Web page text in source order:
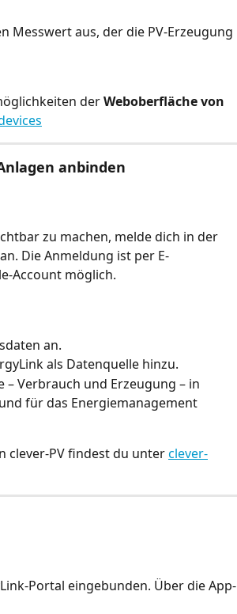
Messwert aus, der die PV-Erzeugung
der Weboberfläche von
anbinden
zu machen, melde dich in der
an. Die Anmeldung ist per E-
Account möglich.
an.
als Datenquelle hinzu.
Verbrauch und Erzeugung – in
für das Energiemanagement
clever-PV findest du unter clever-
Portal eingebunden. Über die App-